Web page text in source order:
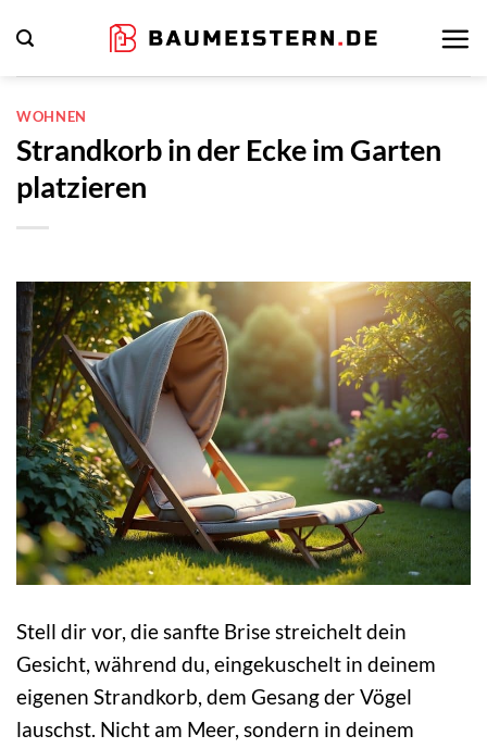
Inhalt
springen
WOHNEN
Strandkorb in der Ecke im Garten
platzieren
Stell dir vor, die sanfte Brise streichelt dein
Gesicht, während du, eingekuschelt in deinem
eigenen Strandkorb, dem Gesang der Vögel
lauschst. Nicht am Meer, sondern in deinem